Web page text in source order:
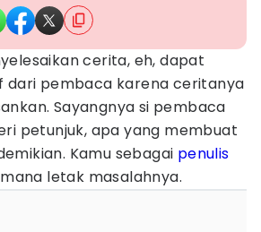
cerita, eh, dapat
dari pembaca karena ceritanya
Sayangnya si pembaca
petunjuk, apa yang membuat
Kamu sebagai penulis
letak masalahnya.